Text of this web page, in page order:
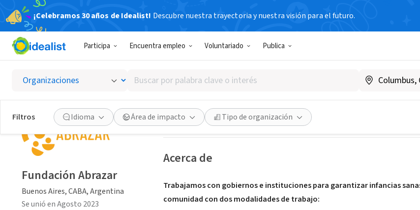
¡Celebramos 30 años de Idealist! Descubre nuestra trayectoria y nuestra visión para el futuro.
Participa Encuentra empleo Voluntariado Publica
Buscar
por
palabra
clave
o
interés
Filtros Idioma Área de impacto Tipo de organización
Fundación Abrazar
Buenos Aires, CABA, Argentina
Guardar Compartir
Acerca de
Trabajamos con gobiernos e instituciones para garantizar infancias
comunidad con dos modalidades de trabajo:
Fundación Abrazar
Buenos Aires, CABA, Argentina
Se unió en Agosto 2023